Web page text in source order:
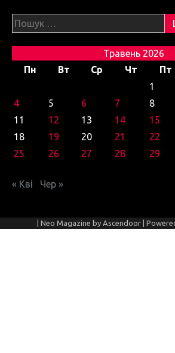
Пошук:
Травень 2026
Пн
Вт Ср Чт Пт
1
4
5 6 7 8
11
12 13 14 15
18
19 20 21 22
25
26 27 28 29
« Кві Чер »
| Neo Magazine by Ascendoor |